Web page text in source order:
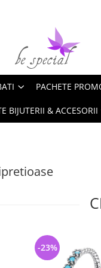
PACHETE
BIJUTERII & ACCESORII
-23%